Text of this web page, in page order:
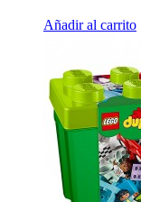
Añadir al carrito